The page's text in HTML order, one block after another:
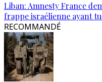
Liban: Amnesty France
frappe israélienne ayant
RECOMMANDÉ